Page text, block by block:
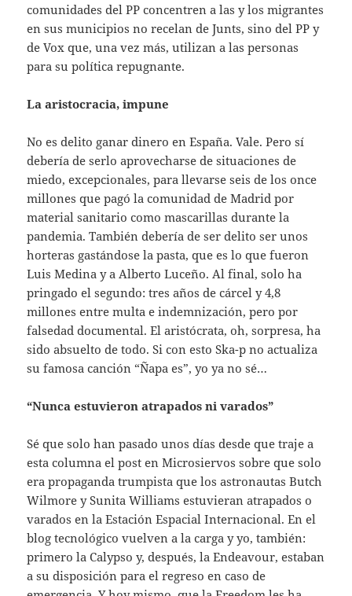
comunidades del PP concentren a las y los migrantes
en sus municipios no recelan de Junts, sino del PP y
de Vox que, una vez más, utilizan a las personas
para su política repugnante.
La aristocracia, impune
No es delito ganar dinero en España. Vale. Pero sí
debería de serlo aprovecharse de situaciones de
miedo, excepcionales, para llevarse seis de los once
millones que pagó la comunidad de Madrid por
material sanitario como mascarillas durante la
pandemia. También debería de ser delito ser unos
horteras gastándose la pasta, que es lo que fueron
Luis Medina y a Alberto Luceño. Al final, solo ha
pringado el segundo: tres años de cárcel y 4,8
millones entre multa e indemnización, pero por
falsedad documental. El aristócrata, oh, sorpresa, ha
sido absuelto de todo. Si con esto Ska-p no actualiza
su famosa canción “Ñapa es”, yo ya no sé…
“Nunca estuvieron atrapados ni varados”
Sé que solo han pasado unos días desde que traje a
esta columna el post en Microsiervos sobre que solo
era propaganda trumpista que los astronautas Butch
Wilmore y Sunita Williams estuvieran atrapados o
varados en la Estación Espacial Internacional. En el
blog tecnológico vuelven a la carga y yo, también:
primero la Calypso y, después, la Endeavour, estaban
a su disposición para el regreso en caso de